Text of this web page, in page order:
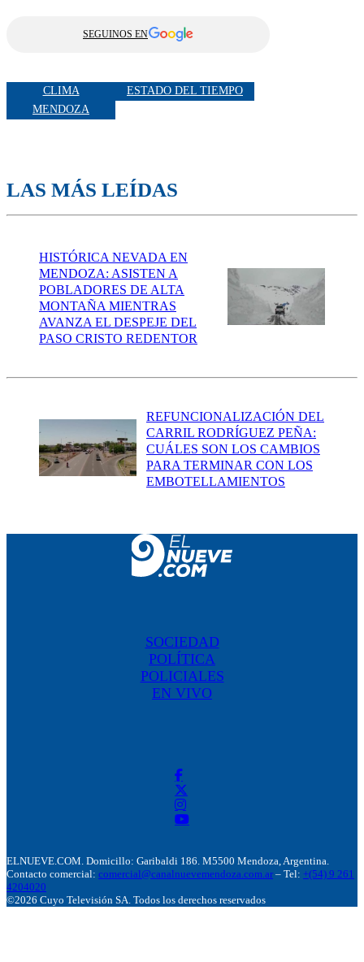
SEGUINOS EN
CLIMA
ESTADO DEL TIEMPO
MENDOZA
LAS MÁS LEÍDAS
HISTÓRICA NEVADA EN
MENDOZA: ASISTEN A
POBLADORES DE ALTA
MONTAÑA MIENTRAS
AVANZA EL DESPEJE DEL
PASO CRISTO REDENTOR
REFUNCIONALIZACIÓN DEL
CARRIL RODRÍGUEZ PEÑA:
CUÁLES SON LOS CAMBIOS
PARA TERMINAR CON LOS
EMBOTELLAMIENTOS
SOCIEDAD
POLÍTICA
POLICIALES
EN VIVO
ELNUEVE.COM. Domicillo: Garibaldi 186. M5500 Mendoza, Argentina.
Contacto comercial: comercial@canalnuevemendoza.com.ar – Tel: +(54) 9 261
4204020
©2026 Cuyo Televisión SA. Todos los derechos reservados